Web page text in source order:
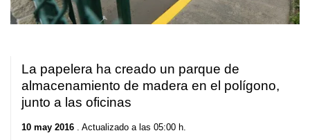
La papelera ha creado un parque de
almacenamiento de madera en el polígono,
junto a las oficinas
10 may 2016 . Actualizado a las 05:00 h.